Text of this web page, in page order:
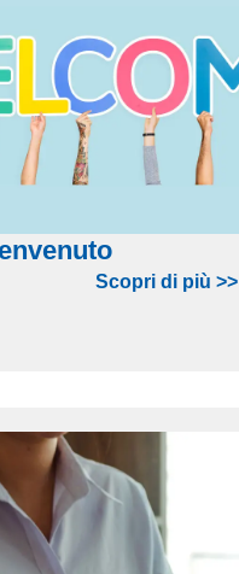
Scopri di più >>